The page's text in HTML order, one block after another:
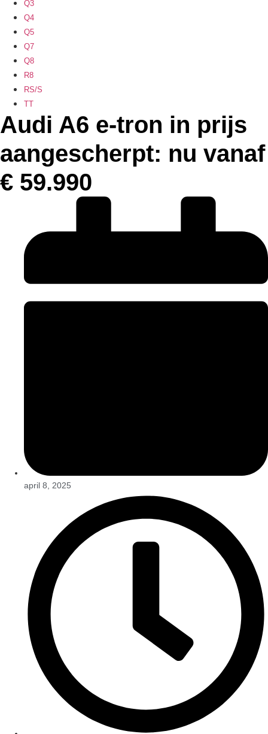
Q3
Q4
Q5
Q7
Q8
R8
RS/S
TT
Audi A6 e-tron in prijs
aangescherpt: nu vanaf
€ 59.990
april 8, 2025